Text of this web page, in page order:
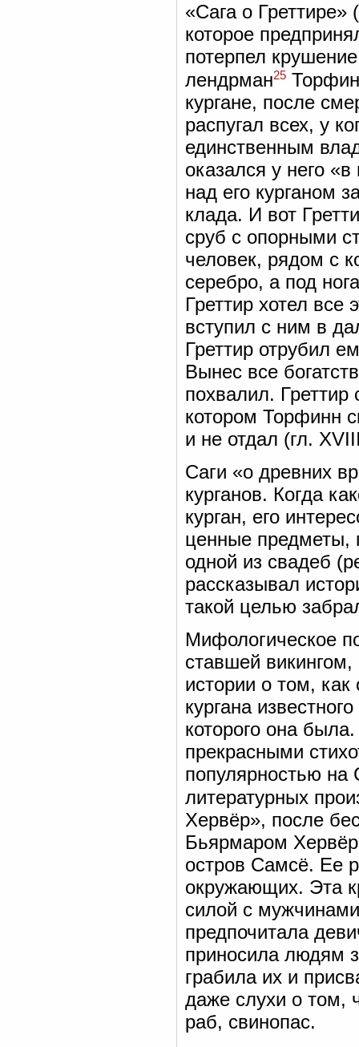
«Сага о Греттире»
которое
потерпел
лендрман25
кургане, после
распугал всех, у
единственным
оказался у него
над его курганом
клада. И вот
сруб с опорными
человек, рядом с
серебро, а под
Греттир хотел
вступил с ним в
Греттир отрубил
Вынес все
похвалил.
котором Торфинн
и не отдал (гл.
Саги «о древних
курганов. Когда
курган, его
ценные предметы,
одной из свадеб
рассказывал
такой целью
Мифологическое
ставшей
истории о том,
кургана
которого она
прекрасными
популярностью на
литературных
Хервёр», после
Бьярмаром Хервёр
остров Самсё. Ее
окружающих. Эта
силой с
предпочитала
приносила людям
грабила их и
даже слухи о том,
раб, свинопас.